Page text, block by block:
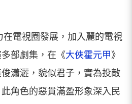
電視圈發展，加入麗的電視
部劇集，在《大俠霍元甲》
瀟灑，貌似君子，實為投敵
角色的惡貫滿盈形象深入民